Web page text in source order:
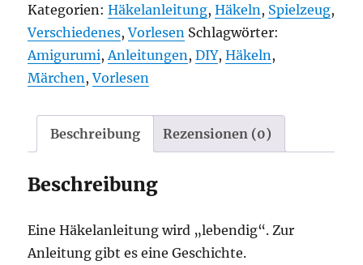
Teddy
Knurli
Menge
Kategorien:Häkelanleitung,Häkeln , Spielzeug,
Verschiedenes,Vorlesen Schlagwörter:
Amigurumi, Anleitungen ,DIY,Häkeln ,
Märchen ,Vorlesen
Beschreibung Rezensionen (0)
Beschreibung
Eine Häkelanleitung wird „lebendig“. Zur
Anleitung gibt es eine Geschichte.